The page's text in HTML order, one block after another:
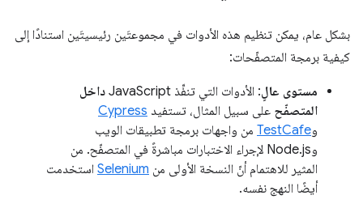
بشكل عام، يمكن تنظيم هذه الأدوات في مجموعتَين رئيسيتَين استنادًا إلى
كيفية برمجة المتصفّحات:
مستوى عالٍ: الأدوات التي تنفِّذ JavaScript
داخل
المتصفّح على سبيل المثال، تستفيد Cypress
وTestCafe من واجهات برمجة تطبيقات الويب
وNode.js لإجراء الاختبارات مباشرةً في المتصفّح. من
المثير للاهتمام أنّ النسخة الأولى من Selenium استخدمت
أيضًا النهج نفسه.